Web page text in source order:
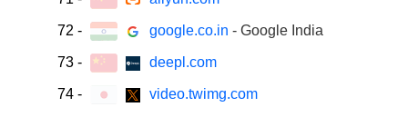
72 - google.co.in - Google India
73 - deepl.com
74 - video.twimg.com